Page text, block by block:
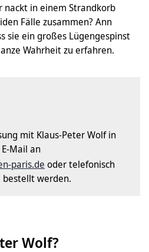
nackt in einem Strandkorb
Fälle zusammen? Ann
sie ein großes Lügengespinst
Wahrheit zu erfahren.
mit Klaus-Peter Wolf in
Mail an
paris.de oder telefonisch
bestellt werden.
Wolf?